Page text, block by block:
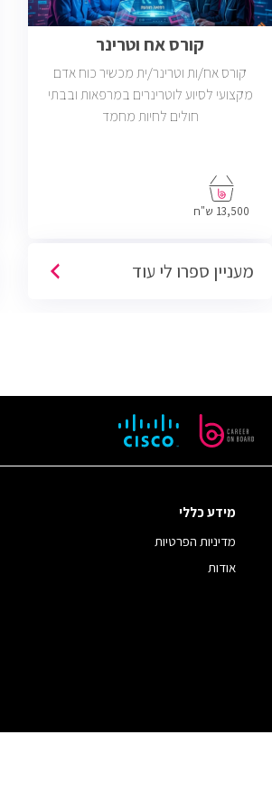
קורס אח וטרינר
קורס אח/ות וטרינר/ית מכשיר כוח אדם
מקצועי לסיוע לוטרינרים במרפאות ובבתי
חולים לחיות מחמד
13,500 ש"ח
מעניין ספרו לי עוד
מידע כללי
מדיניות הפרטיות
אודות